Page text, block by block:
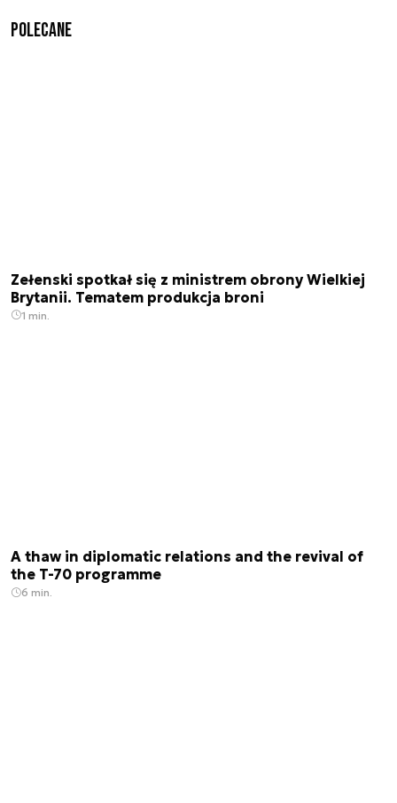
Polecane
Zełenski spotkał się z ministrem obrony Wielkiej
Brytanii. Tematem produkcja broni
1 min.
A thaw in diplomatic relations and the revival of
the T-70 programme
6 min.